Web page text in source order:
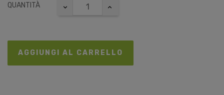
QUANTITÀ
AGGIUNGI AL CARRELLO